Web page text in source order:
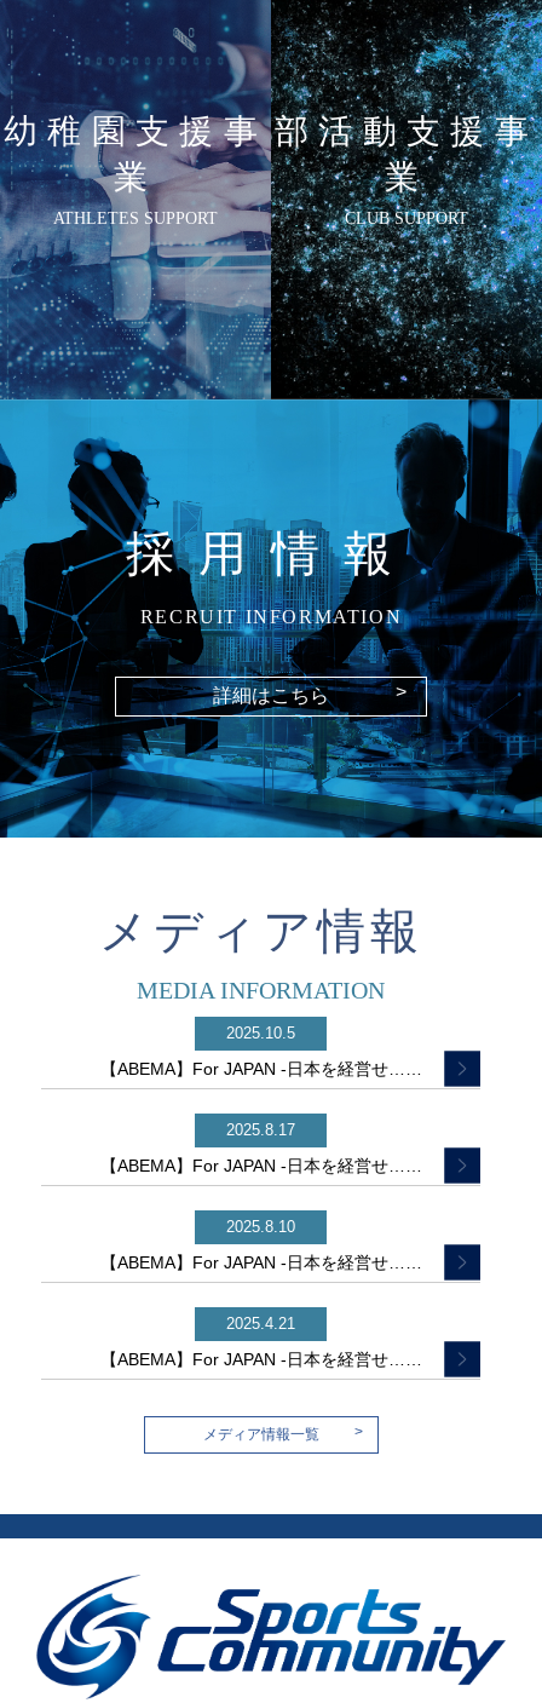
幼稚園支援事
業
ATHLETES SUPPORT
部活動支援事
業
CLUB SUPPORT
採用情報
RECRUIT INFORMATION
詳細はこちら >
メディア情報
MEDIA INFORMATION
2025.10.5
【ABEMA】For JAPAN -日本を経営せ……
2025.8.17
【ABEMA】For JAPAN -日本を経営せ……
2025.8.10
【ABEMA】For JAPAN -日本を経営せ……
2025.4.21
【ABEMA】For JAPAN -日本を経営せ……
メディア情報一覧 >